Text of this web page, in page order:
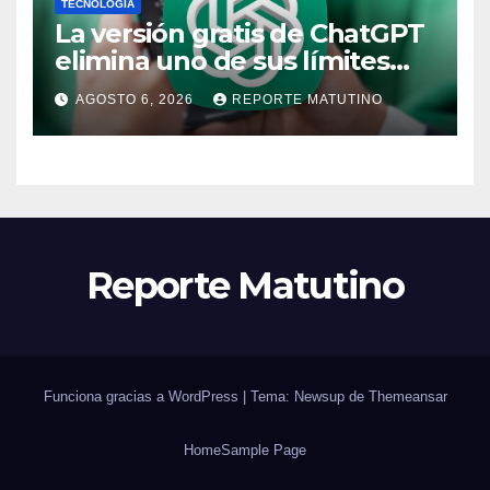
TECNOLOGÍA
La versión gratis de ChatGPT
elimina uno de sus límites
más pedidos y ahora es más
útil
AGOSTO 6, 2026 REPORTE MATUTINO
Reporte Matutino
Funciona gracias a WordPress Tema: Newsup de Themeansar
HomeSample Page